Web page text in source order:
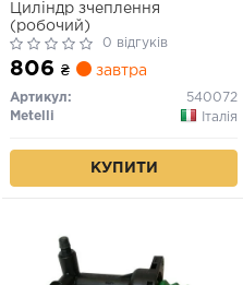
Циліндр зчеплення
(робочий)
0 відгуків
806 ₴ завтра
Артикул:
540072
Metelli
Італія
КУПИТИ